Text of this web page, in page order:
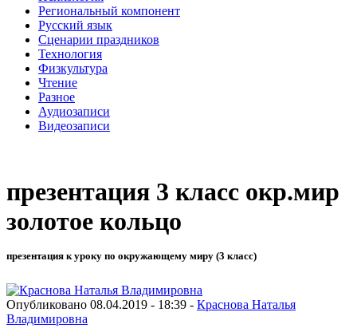
Региональный компонент
Русский язык
Сценарии праздников
Технология
Физкультура
Чтение
Разное
Аудиозаписи
Видеозаписи
презентация 3 класс окр.мир
золотое кольцо
презентация к уроку по окружающему миру (3 класс)
Опубликовано 08.04.2019 - 18:39 - Краснова Наталья
Владимировна